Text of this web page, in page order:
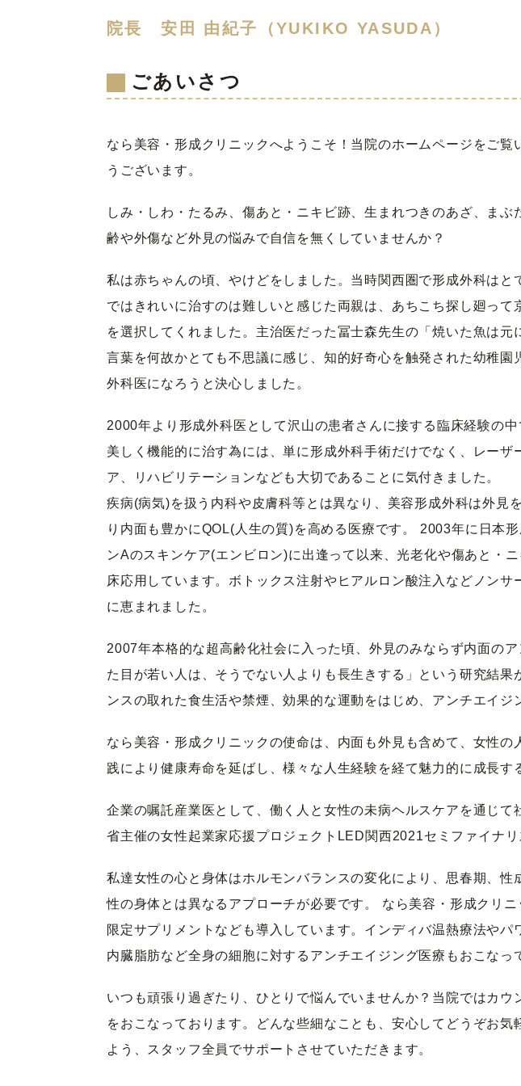
院長 安田 由紀子（YUKIKO YASUDA）
ごあいさつ
なら美容・形成クリニックへようこそ！当院のホームページをご覧
うございます。
しみ・しわ・たるみ、傷あと・ニキビ跡、生まれつきのあざ、ま
齢や外傷など外見の悩みで自信を無くしていませんか？
私は赤ちゃんの頃、やけどをしました。当時関西圏で形成外科はと
ではきれいに治すのは難しいと感じた両親は、あちこち探し廻って
を選択してくれました。主治医だった冨士森先生の「焼いた魚は元
言葉を何故かとても不思議に感じ、知的好奇心を触発された幼稚園
外科医になろうと決心しました。
2000年より形成外科医として沢山の患者さんに接する臨床経験の
美しく機能的に治す為には、単に形成外科手術だけでなく、レーザ
ア、リハビリテーションなども大切であることに気付きました。
疾病(病気)を扱う内科や皮膚科等とは異なり、美容形成外科は外見
り内面も豊かにQOL(人生の質)を高める医療です。 2003年に日本形
ンAのスキンケア(エンビロン)に出逢って以来、光老化や傷あと・
床応用しています。ボトックス注射やヒアルロン酸注入などノン
に恵まれました。
2007年本格的な超高齢化社会に入った頃、外見のみならず内面の
た目が若い人は、そうでない人よりも長生きする」という研究結
ンスの取れた食生活や禁煙、効果的な運動をはじめ、アンチエイジ
なら美容・形成クリニックの使命は、内面も外見も含めて、女性
践により健康寿命を延ばし、様々な人生経験を経て魅力的に成長す
企業の嘱託産業医として、働く人と女性の未病ヘルスケアを通じ
省主催の女性起業家応援プロジェクトLED関西2021セミファイナリ
私達女性の心と身体はホルモンバランスの変化により、思春期、
性の身体とは異なるアプローチが必要です。 なら美容・形成クリ
限定サプリメントなども導入しています。インディバ温熱療法や
内臓脂肪など全身の細胞に対するアンチエイジング医療もおこなっ
いつも頑張り過ぎたり、ひとりで悩んでいませんか？当院ではカ
をおこなっております。どんな些細なことも、安心してどうぞお
よう、スタッフ全員でサポートさせていただきます。